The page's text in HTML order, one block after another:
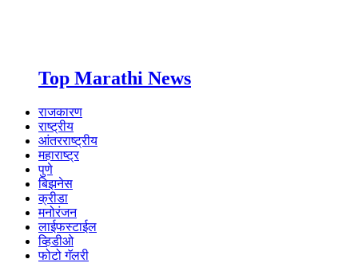
Top Marathi News
राजकारण
राष्ट्रीय
आंतरराष्ट्रीय
महाराष्ट्र
पुणे
बिझनेस
क्रीडा
मनोरंजन
लाईफस्टाईल
व्हिडीओ
फोटो गॅलरी